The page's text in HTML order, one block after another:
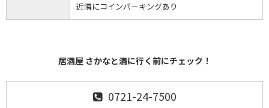
近隣にコインパーキングあり
居酒屋 さかなと酒に行く前にチェック！
0721-24-7500